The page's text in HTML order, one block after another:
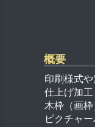
概要
印刷様式
仕上げ加工
木枠（画枠
ピクチャ